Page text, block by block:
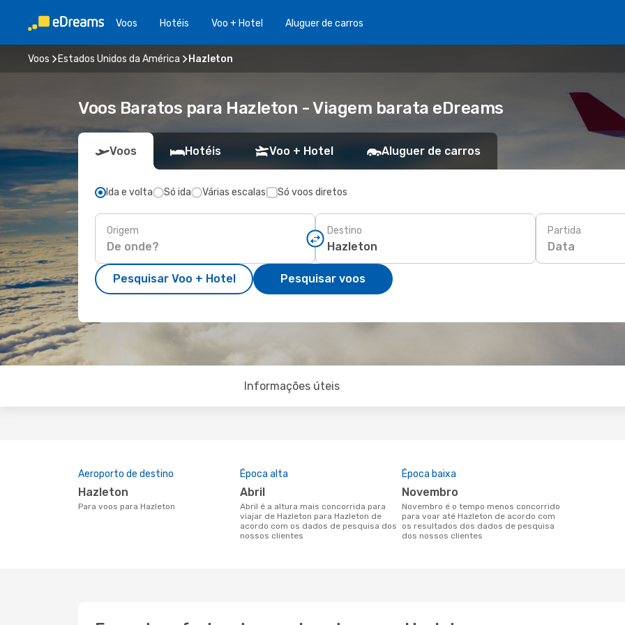
Voos Hotéis Voo + Hotel Aluguer de carros
Voos Estados Unidos da América Hazleton
Voos Baratos para Hazleton - Viagem barata eDreams
Voos Hotéis Voo + Hotel Aluguer de carros
Ida e volta Só ida Várias escalas Só voos diretos
Origem Destino Partida
Data
Pesquisar Voo + Hotel Pesquisar voos
Informações úteis
Aeroporto de destino
Hazleton
Para voos para Hazleton
Época alta
abril
abril é a altura mais concorrida para
viajar de Hazleton para Hazleton de
acordo com os dados de pesquisa dos
nossos clientes
Época baixa
novembro
novembro é o tempo menos concorrido
para voar até Hazleton de acordo com
os resultados dos dados de pesquisa
dos nossos clientes